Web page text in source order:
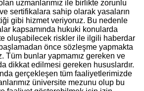
uzmanlarımız ile birlikte zorunlu
sertifikalara sahip olarak yasaların
gibi hizmet veriyoruz. Bu nedenle
kapsamında hukuki konularda
oluşabilecek riskler ile ilgili haberdar
önce sözleşme yapmakta
Tüm bunlar yapmamız gereken ve
dikkat edilmesi gereken hususlardır.
gerçekleşen tüm faaliyetlerimizde
üniversite mezunu olup bu